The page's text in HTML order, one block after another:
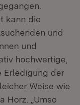
kann die
und
und
hochwertige,
Erledigung der
Weise wie
Horz. „Umso